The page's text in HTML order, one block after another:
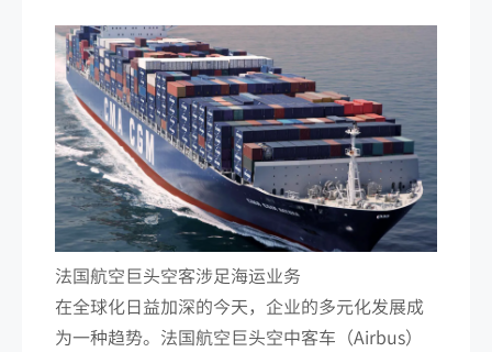
法国航空巨头空客涉足海运业务
在全球化日益加深的今天，企业的多元化发展成
为一种趋势。法国航空巨头空中客车（Airbus）